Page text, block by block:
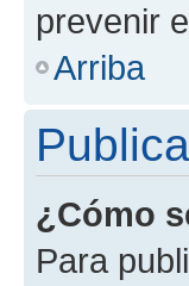
prevenir
Arriba
¿Cómo
Para